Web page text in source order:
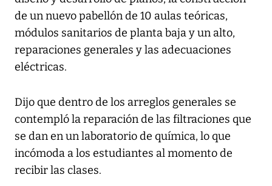
de un nuevo pabellón de 10 aulas teóricas,
módulos sanitarios de planta baja y un alto,
reparaciones generales y las adecuaciones
eléctricas.
Dijo que dentro de los arreglos generales se
contempló la reparación de las filtraciones que
se dan en un laboratorio de química, lo que
incómoda a los estudiantes al momento de
recibir las clases.